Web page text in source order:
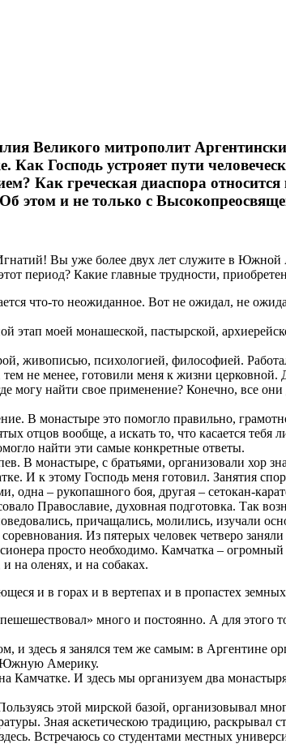
Великого митрополит
Господь устрояет пути
Как греческая диаспора
этом и не только с
Вы уже более двух лет служите в Южной
период? Какие главные трудности,
что-то неожиданное. Вот не ожидал, не
этап моей монашеской, пастырской,
живописью, психологией, философией.
не менее, готовили меня к жизни церковной.
могу найти свое применение? Конечно, все
В монастыре это помогло правильно,
отцов вообще, а искать то, что касается
найти эти самые конкретные ответы.
В монастыре, с братьями, организовали хор
И к этому Господь меня готовил. Занятия
одна – рукопашного боя, другая – сетокан-
Православие, духовная подготовка. Так
причащались, молились, изучали
Из пятерых человек четверо
просто необходимо. Камчатка –
на оленях, и на собаках.
и в горах и в вертепах и в пропастех
много и постоянно. А для этого
и здесь я занялся тем же самым: в Аргентине
Южную Америку.
Камчатке. И здесь мы организуем два
этой мирской базой, организовывал
Зная аскетическою традицию, раскрывал
Встречаюсь со студентами местных